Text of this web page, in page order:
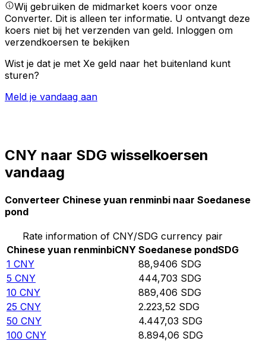
Wij gebruiken de midmarket koers voor onze
Converter. Dit is alleen ter informatie. U ontvangt deze
koers niet bij het verzenden van geld. Inloggen om
verzendkoersen te bekijken
Wist je dat je met Xe geld naar het buitenland kunt
sturen?
Meld je vandaag aan
CNY naar SDG wisselkoersen
vandaag
Converteer Chinese yuan renminbi naar Soedanese
pond
Rate information of CNY/SDG currency pair
Chinese yuan renminbiCNY Soedanese pondSDG
1 CNY 88,9406 SDG
5 CNY 444,703 SDG
10 CNY 889,406 SDG
25 CNY 2.223,52 SDG
50 CNY 4.447,03 SDG
100 CNY 8.894,06 SDG